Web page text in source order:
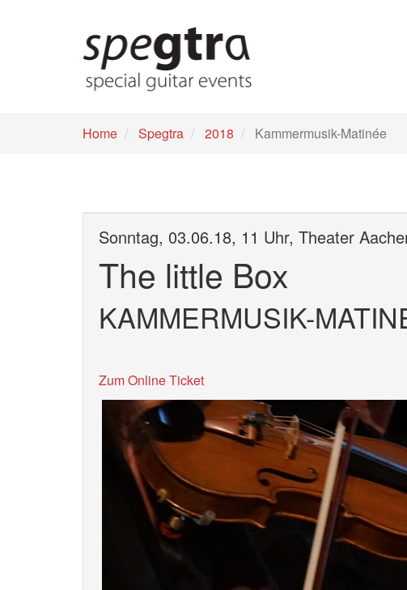
Home Spegtra 2018 Kammermusik-Matinée
Sonntag, 03.06.18, 11 Uhr, Theater
The little Box
KAMMERMUSIK-
Zum Online Ticket